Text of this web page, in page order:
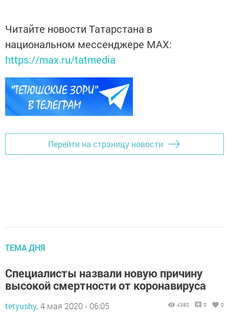
Читайте новости Татарстана в
национальном мессенджере MАХ:
https://max.ru/tatmedia
Перейти на страницу новости
ТЕМА ДНЯ
Специалисты назвали новую причину
высокой смертности от коронавируса
tetyushy, 4 мая 2020 - 06:05 4380 0 0